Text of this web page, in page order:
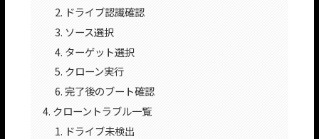
ドライブ認識確認
ソース選択
ターゲット選択
クローン実行
完了後のブート確認
クローントラブル一覧
ドライブ未検出